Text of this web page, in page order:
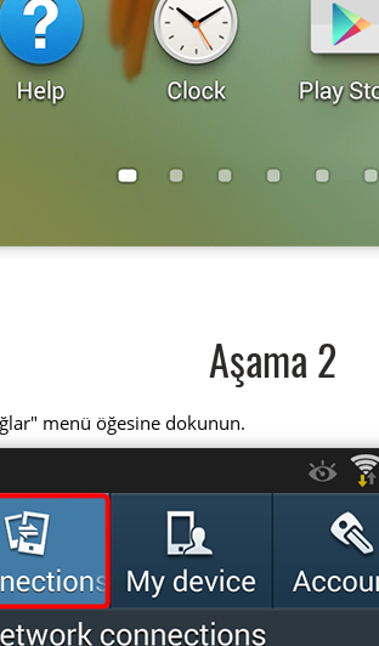
Aşama 2
menü öğesine dokunun.